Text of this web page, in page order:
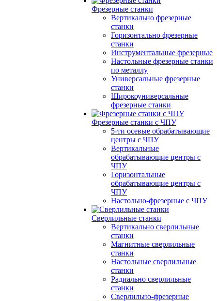
Фрезерные станки
Вертикально фрезерные
станки
Горизонтально фрезерные
станки
Инструментальные фрезерные
Настольные фрезерные станки
по металлу
Универсальные фрезерные
станки
Широкоуниверсальные
фрезерные станки
Фрезерные станки с ЧПУ
5-ти осевые обрабатывающие
центры с ЧПУ
Вертикальные
обрабатывающие центры с
ЧПУ
Горизонтальные
обрабатывающие центры с
ЧПУ
Настольно-фрезерные с ЧПУ
Сверлильные станки
Вертикально сверлильные
станки
Магнитные сверлильные
станки
Настольные сверлильные
станки
Радиально сверлильные
станки
Сверлильно-фрезерные